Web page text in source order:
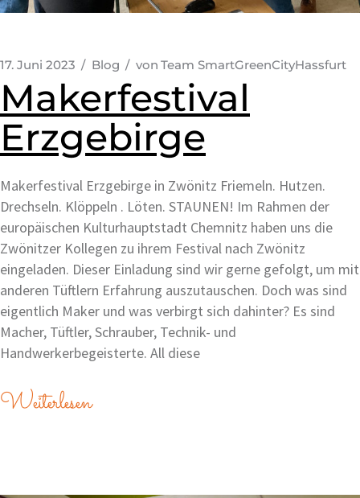
17. Juni 2023 Blog von Team SmartGreenCityHassfurt
Makerfestival
Erzgebirge
Makerfestival Erzgebirge in Zwönitz Friemeln. Hutzen.
Drechseln. Klöppeln . Löten. STAUNEN! Im Rahmen der
europäischen Kulturhauptstadt Chemnitz haben uns die
Zwönitzer Kollegen zu ihrem Festival nach Zwönitz
eingeladen. Dieser Einladung sind wir gerne gefolgt, um mit
anderen Tüftlern Erfahrung auszutauschen. Doch was sind
eigentlich Maker und was verbirgt sich dahinter? Es sind
Macher, Tüftler, Schrauber, Technik- und
Handwerkerbegeisterte. All diese
Weiterlesen